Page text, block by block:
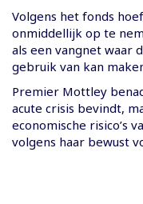
Volgens het fonds
onmiddellijk op te
als een vangnet waar
gebruik van kan
Premier Mottley
acute crisis bevindt,
economische risico’s
volgens haar bewust